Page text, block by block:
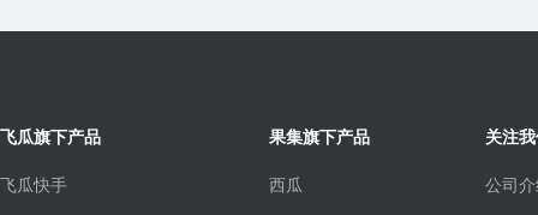
飞瓜旗下产品
飞瓜快手
果集旗下产品
西瓜
关注
公司